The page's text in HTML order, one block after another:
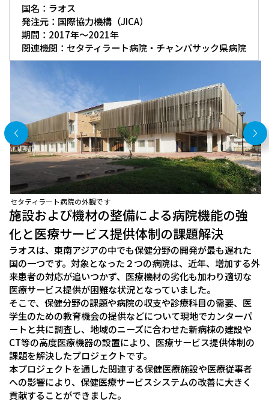
国名：ラオス
発注元：国際協力機構（JICA）
期間：2017年～2021年
関連機関：セタティラート病院・チャンパサック県病院
セタティラート病院の外観です
施設および機材の整備による病院機能の強
化と医療サービス提供体制の課題解決
ラオスは、東南アジアの中でも保健分野の開発が最も遅れた
国の一つです。対象となった２つの病院は、近年、増加する外
来患者の対応が追いつかず、医療機材の劣化も加わり適切な
医療サービス提供が困難な状況となっていました。
そこで、保健分野の課題や病院の収支や診療科目の需要、医
学生のための教育機会の提供などについて現地でカンターパ
ートと共に調査し、地域のニーズに合わせた新病棟の建設や
CT等の高度医療機器の設置により、医療サービス提供体制の
課題を解決したプロジェクトです。
本プロジェクトを通した関連する保健医療施設や医療従事者
への影響により、保健医療サービスシステムの改善に大きく
貢献することができました。